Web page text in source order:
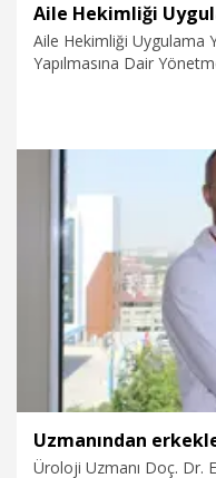
Aile Hekimliği Uygulama
Yapılmasına Dair
8.04.2026 Sağlık-Yaşam
Uzmanından
Üroloji Uzmanı Doç. Dr.